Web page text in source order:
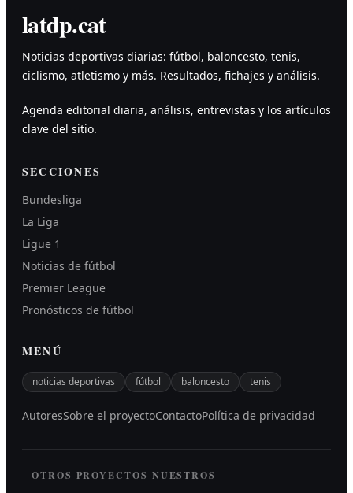
latdp.cat
Noticias deportivas diarias: fútbol, baloncesto, tenis,
ciclismo, atletismo y más. Resultados, fichajes y análisis.
Agenda editorial diaria, análisis, entrevistas y los artículos
clave del sitio.
SECCIONES
Bundesliga
La Liga
Ligue 1
Noticias de fútbol
Premier League
Pronósticos de fútbol
MENÚ
noticias deportivas fútbol baloncesto tenis
AutoresSobre el proyectoContactoPolítica de privacidad
OTROS PROYECTOS NUESTROS